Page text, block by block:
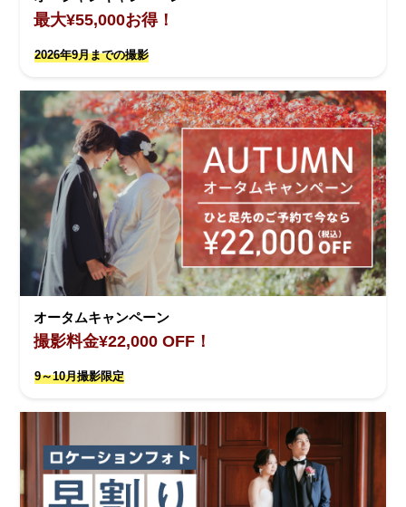
最大¥55,000お得！
2026年9月までの撮影
オータムキャンペーン
撮影料金¥22,000 OFF！
9～10月撮影限定